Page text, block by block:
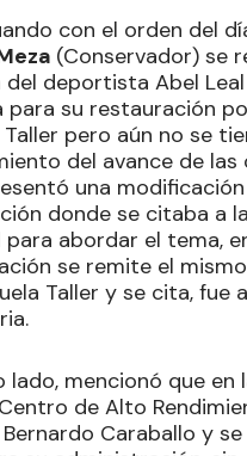
con el orden del
(Conservador) se
deportista Abel
para su restauración
Taller pero aún no se
del avance de las
una modificación
donde se citaba a
para abordar el tema,
se remite el
Taller y se cita, fue
lado, mencionó que en
de Alto
Caraballo y